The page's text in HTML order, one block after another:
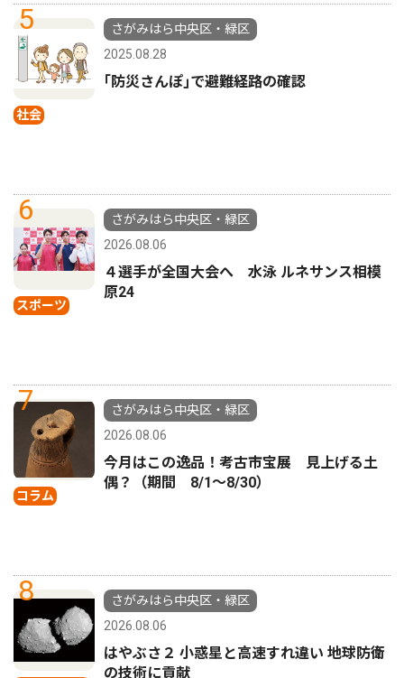
5
社会
さがみはら中央区・緑区
2025.08.28
｢防災さんぽ｣で避難経路の確認
6
スポーツ
さがみはら中央区・緑区
2026.08.06
４選手が全国大会へ 水泳 ルネサンス相模
原24
7
コラム
さがみはら中央区・緑区
2026.08.06
今月はこの逸品！考古市宝展 見上げる土
偶？（期間 8/1〜8/30）
8
さがみはら中央区・緑区
2026.08.06
はやぶさ２ 小惑星と高速すれ違い 地球防衛
の技術に貢献